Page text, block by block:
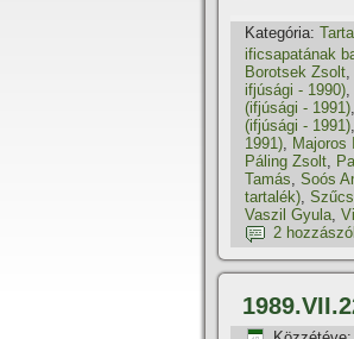
Kategória:
ificsapatának
Borotsek Zsolt,
ifjúsági - 1990),
(ifjúsági - 1991),
(ifjúsági - 1991),
1991), Majoros
Páling Zsolt,
Tamás, Soós
tartalék),
Vaszil Gyula,
2